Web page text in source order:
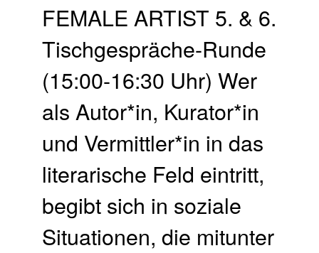
FEMALE ARTIST 5. & 6.
Tischgespräche-Runde
(15:00-16:30 Uhr) Wer
als Autor*in, Kurator*in
und Vermittler*in in das
literarische Feld eintritt,
begibt sich in soziale
Situationen, die mitunter